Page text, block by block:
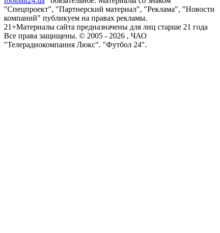
"Спецпроект", "Партнерский материал", "Реклама", "Новости
компаний" публикуем на правах рекламы.
21+Материалы сайта предназначены для лиц старше 21 года
Все права защищены. © 2005 - 2026 , ЧАО
"Телерадиокомпания Люкс". "Футбол 24".